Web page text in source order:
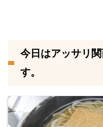
今日はアッサリ
す。